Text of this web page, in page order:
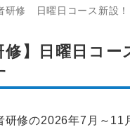
研修 日曜日コース新設！
修】日曜日コー
研修の2026年7月～11